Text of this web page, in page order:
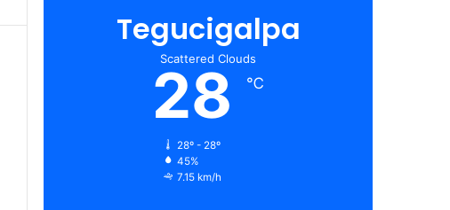
Tegucigalpa
Scattered Clouds
28 ℃
28º - 28º
45%
7.15 km/h